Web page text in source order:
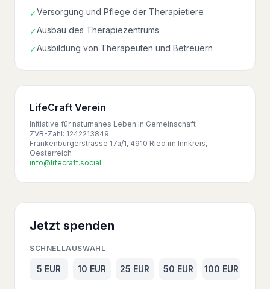
✓Versorgung und Pflege der Therapietiere
✓Ausbau des Therapiezentrums
✓Ausbildung von Therapeuten und Betreuern
LifeCraft Verein
Initiative für naturnahes Leben in Gemeinschaft
ZVR-Zahl: 1242213849
Frankenburgerstrasse 17a/1, 4910 Ried im Innkreis,
Oesterreich
info@lifecraft.social
Jetzt spenden
SCHNELLAUSWAHL
5 EUR 10 EUR 25 EUR 50 EUR 100 EUR